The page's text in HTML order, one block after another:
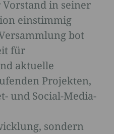
in seiner
einstimmig
bot
für
aktuelle
Projekten,
und Social-Media-
sondern